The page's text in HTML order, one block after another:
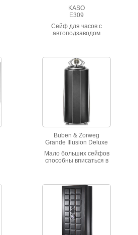
KASO
E309
Сейф для часов с
автоподзаводом
Buben & Zorweg
Grande Illusion Deluxe
Мало больших сейфов
способны вписаться в
поднимают
механические часы
«Objects of Time»
предоставляя доступ к
содержимому сейфа. 4
модуля для завода и 6
ящиков.